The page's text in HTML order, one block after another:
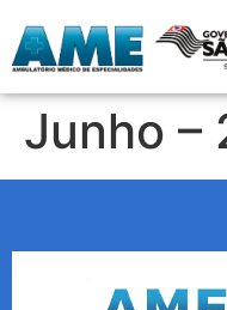
Junho –